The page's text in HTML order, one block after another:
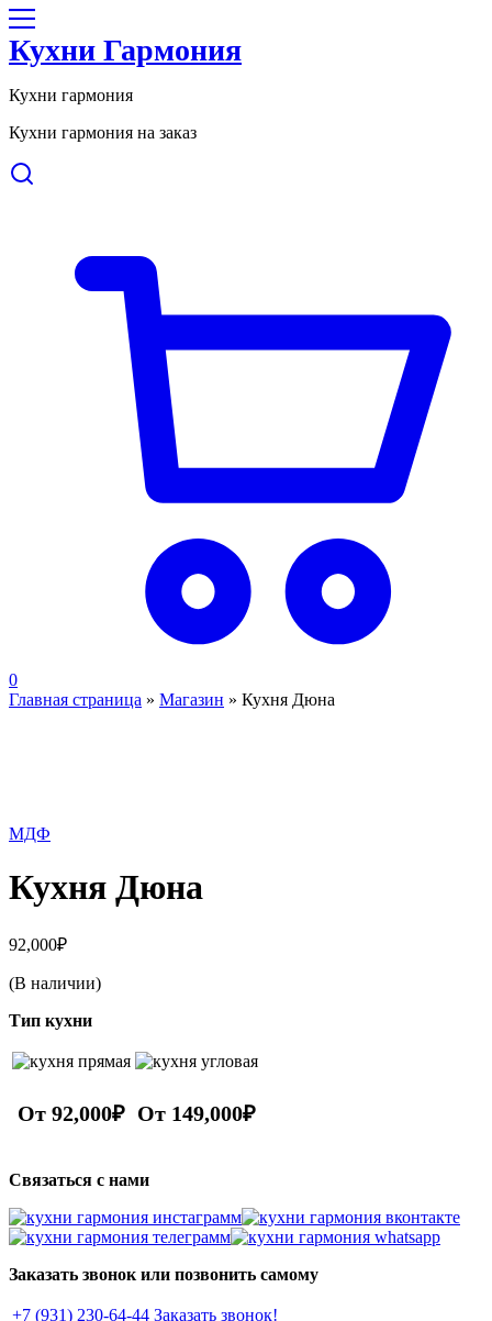
Кухни Гармония
Кухни гармония
Кухни гармония на заказ
0
Главная страница » Магазин » Кухня Дюна
МДФ
Кухня Дюна
92,000₽
(В наличии)
Тип кухни
От 92,000₽ От 149,000₽
Связаться с нами
Заказать звонок или позвонить самому
+7 (931) 230-64-44 Заказать звонок!